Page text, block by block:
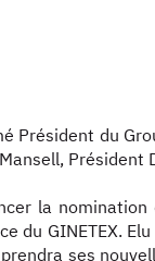
Président du
Président
la
du GINETEX.
ses